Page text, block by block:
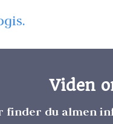
Viden
finder du almen